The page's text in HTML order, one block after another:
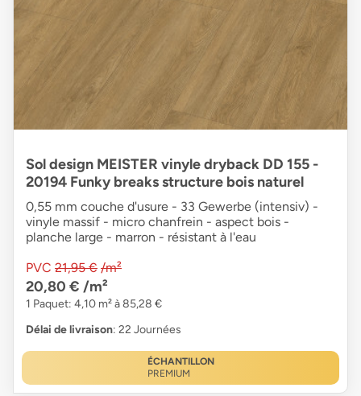
Sol design MEISTER vinyle dryback DD 155 -
20194 Funky breaks structure bois naturel
0,55 mm couche d'usure - 33 Gewerbe (intensiv) -
vinyle massif - micro chanfrein - aspect bois -
planche large - marron - résistant à l'eau
PVC 21,95 € /m²
20,80 € /m²
1 Paquet: 4,10 m² à 85,28 €
Délai de livraison: 22 Journées
ÉCHANTILLON
PREMIUM